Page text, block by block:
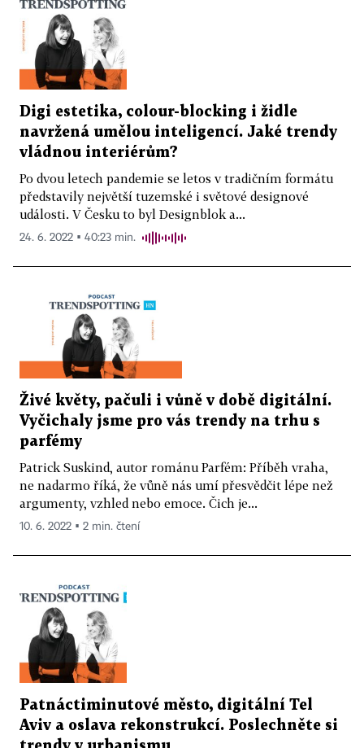
Digi estetika, colour-blocking i židle
navržená umělou inteligencí. Jaké trendy
vládnou interiérům?
Po dvou letech pandemie se letos v tradičním formátu
představily největší tuzemské i světové designové
události. V Česku to byl Designblok a...
24. 6. 2022 ▪ 40:23 min.
Živé květy, pačuli i vůně v době digitální.
Vyčichaly jsme pro vás trendy na trhu s
parfémy
Patrick Suskind, autor románu Parfém: Příběh vraha,
ne nadarmo říká, že vůně nás umí přesvědčit lépe než
argumenty, vzhled nebo emoce. Čich je...
10. 6. 2022 ▪ 2 min. čtení
Patnáctiminutové město, digitální Tel
Aviv a oslava rekonstrukcí. Poslechněte si